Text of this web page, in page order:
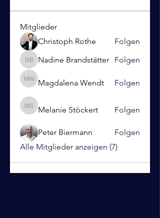
Mitglieder
Christoph Rothe
Folgen
Nadine Brandstätter
Nadine Brandstätter Folgen
Magdalena Wendt
Magdalena Wendt Folgen
Melanie Stöckert
Melanie Stöckert Folgen
Peter Biermann
Folgen
Alle Mitglieder anzeigen (7)